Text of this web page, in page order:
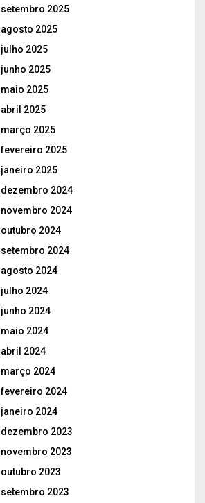
setembro 2025
agosto 2025
julho 2025
junho 2025
maio 2025
abril 2025
março 2025
fevereiro 2025
janeiro 2025
dezembro 2024
novembro 2024
outubro 2024
setembro 2024
agosto 2024
julho 2024
junho 2024
maio 2024
abril 2024
março 2024
fevereiro 2024
janeiro 2024
dezembro 2023
novembro 2023
outubro 2023
setembro 2023